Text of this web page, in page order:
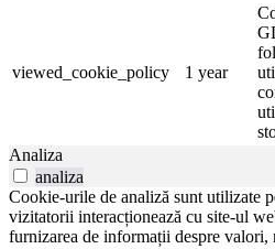
viewed_cookie_policy 1 year
Analiza
analiza
Cookie-urile de analiză sunt utilizate
vizitatorii interacționează cu site-ul
furnizarea de informații despre